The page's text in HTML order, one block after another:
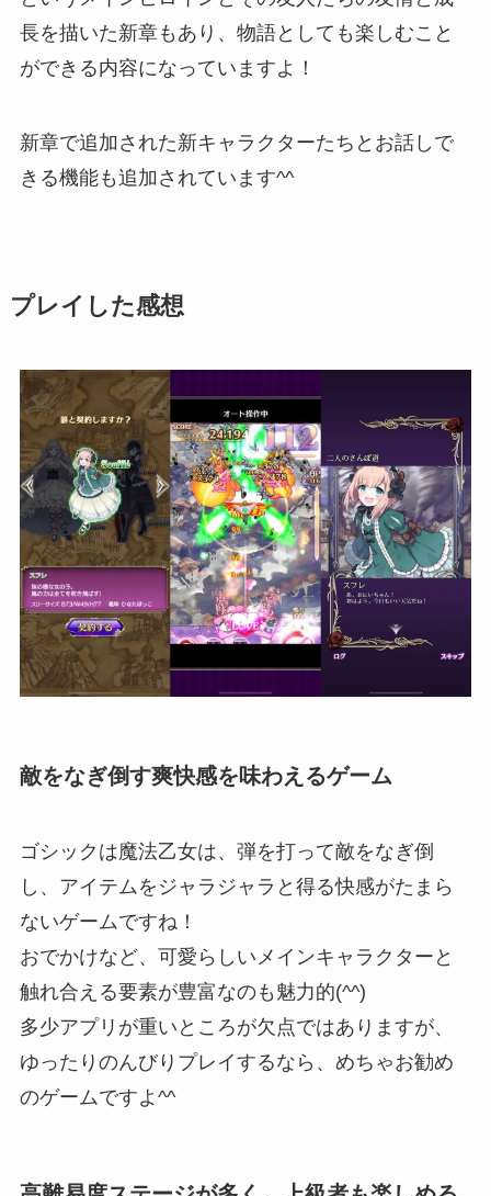
長を描いた新章もあり、物語としても楽しむこと
ができる内容になっていますよ！
新章で追加された新キャラクターたちとお話しで
きる機能も追加されています^^
プレイした感想
敵をなぎ倒す爽快感を味わえるゲーム
ゴシックは魔法乙女は、弾を打って敵をなぎ倒
し、アイテムをジャラジャラと得る快感がたまら
ないゲームですね！
おでかけなど、可愛らしいメインキャラクターと
触れ合える要素が豊富なのも魅力的(^^)
多少アプリが重いところが欠点ではありますが、
ゆったりのんびりプレイするなら、めちゃお勧め
のゲームですよ^^